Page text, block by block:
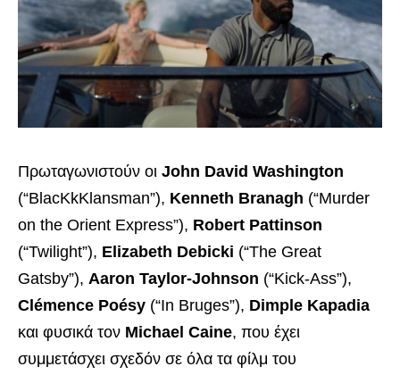
Πρωταγωνιστούν οι John David Washington
(“BlacKkKlansman”), Kenneth Branagh (“Murder
on the Orient Express”), Robert Pattinson
(“Twilight”), Elizabeth Debicki (“The Great
Gatsby”), Aaron Taylor-Johnson (“Kick-Ass”),
Clémence Poésy (“In Bruges”), Dimple Kapadia
και φυσικά τον Michael Caine, που έχει
συμμετάσχει σχεδόν σε όλα τα φίλμ του